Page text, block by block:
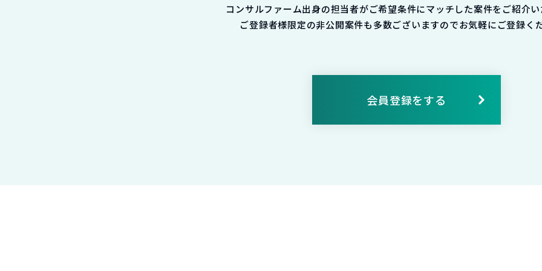
コンサルファーム出身の担当者がご希望条件にマッチした案件をご紹介い
ご登録者様限定の非公開案件も多数ございますのでお気軽にご登録く
会員登録をする